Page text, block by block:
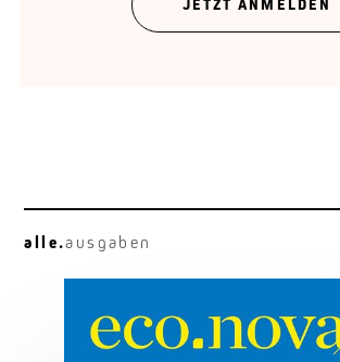
Alltagstauglich
JETZT ANMELDEN
alle.ausgaben